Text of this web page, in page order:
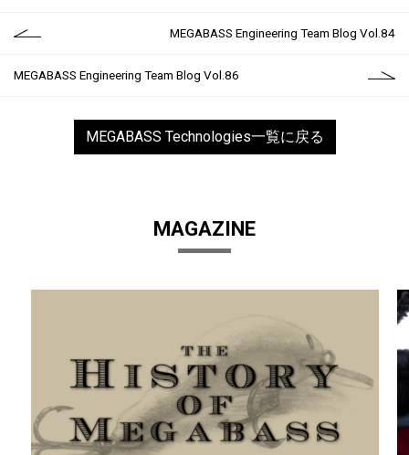
MEGABASS Engineering Team Blog Vol.84
MEGABASS Engineering Team Blog Vol.86
MEGABASS Technologies一覧に戻る
MAGAZINE